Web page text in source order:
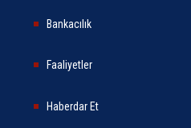
Bankacılık
Faaliyetler
Haberdar Et